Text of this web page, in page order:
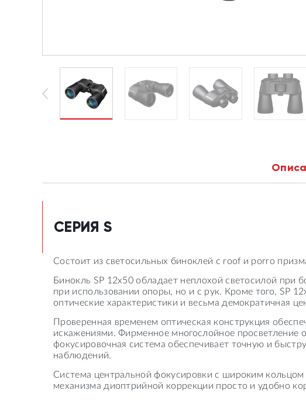
СЕРИЯ S
Состоит из светосильных биноклей с roof и porro
Бинокль SP 12х50 обладает неплохой светосилой
при использовании опоры, но и с рук. Кроме того, SP
оптические характеристики и весьма демократичная
Проверенная временем оптическая конструкция
искажениями. Фирменное многослойное просветление
фокусировочная система обеспечивает точную и
наблюдений.
Система центральной фокусировки с широким
механизма диоптрийной коррекции просто и удобно